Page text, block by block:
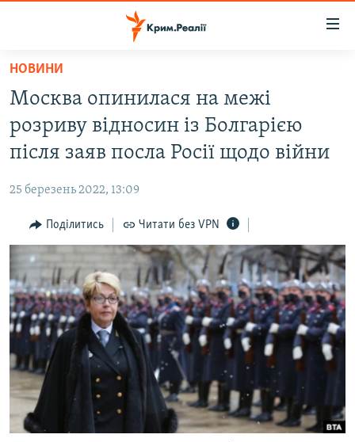
Перейти
основного
матеріалу
Перейти
до
основної
навігації
Перейти
до
пошуку
ВІДЕО ТА ФОТО
БЛОГИ
ПОГЛЯД
ІНТЕРВ'Ю
ВСЕ ЗА ДЕНЬ
СПЕЦПРОЕКТИ
ДЕПОРТАЦІЯ
ВІДЕОУРОКИ «ELIFBE»
СВІДЧЕННЯ ОКУПАЦІЇ
УКРАЇНСЬКА ПРОБЛЕМА КРИМУ
ЯК ОБІЙТИ БЛОКУВАННЯ
Русский
Qırımtatar
НОВИНИ
Москва опинилася на межі
розриву відносин із Болгарією
після заяв посла Росії щодо війни
25 березень 2022, 13:09
Поділитись Читати без VPN